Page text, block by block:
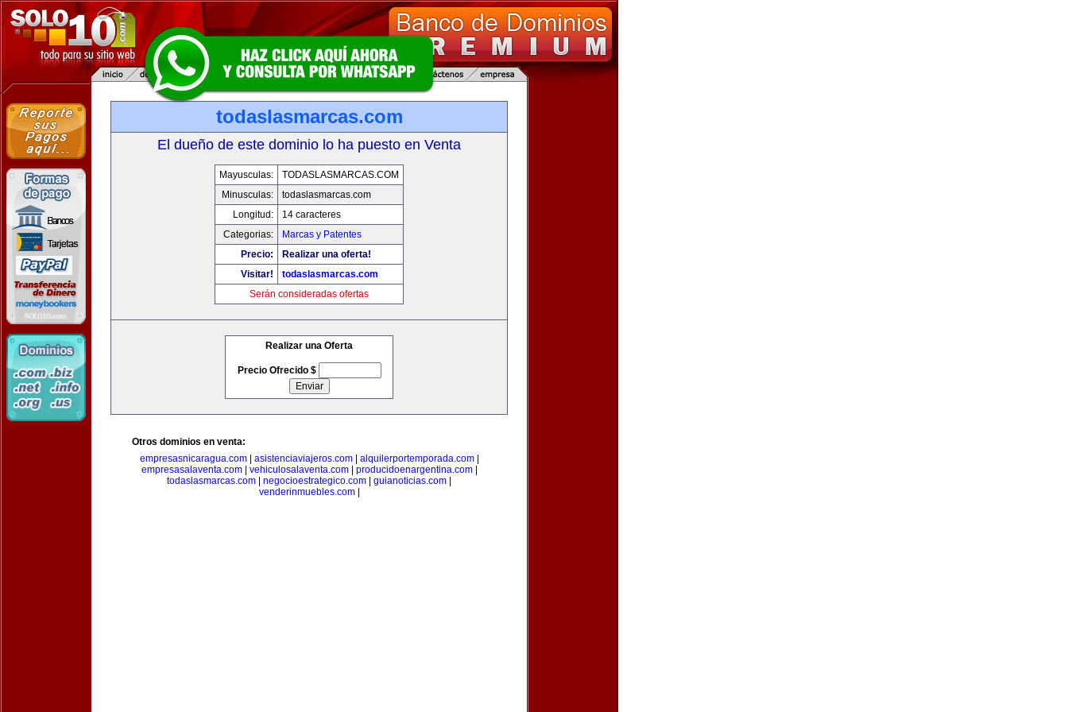
todaslasmarcas.com
El dueño de este dominio lo ha puesto en Venta
Mayusculas:
TODASLASMARCAS.COM
Minusculas:
todaslasmarcas.com
Longitud:
14 caracteres
Categorias:
Marcas y Patentes
Precio:
Realizar una oferta!
Visitar!
todaslasmarcas.com
Serán consideradas ofertas
Realizar una Oferta
Precio Ofrecido $
Otros dominios en venta:
empresasnicaragua.com| asistenciaviajeros.com| alquilerportemporada.com|
empresasalaventa.com| vehiculosalaventa.com| producidoenargentina.com|
todaslasmarcas.com
negocioestrategico.com guianoticias.com
venderinmuebles.com|